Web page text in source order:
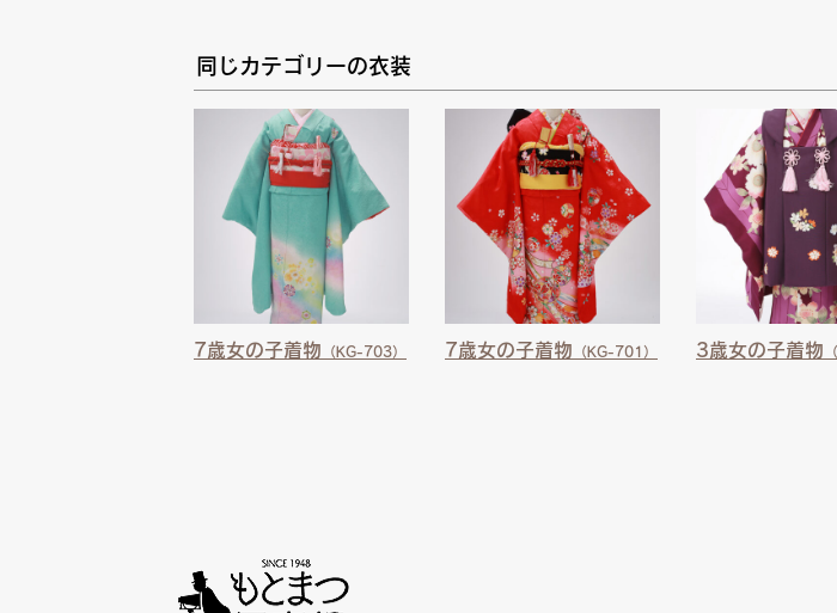
同じカテゴリーの衣装
7歳女の子着物 （KG-703） 7歳女の子着物 （KG-701） 3歳女の子着物